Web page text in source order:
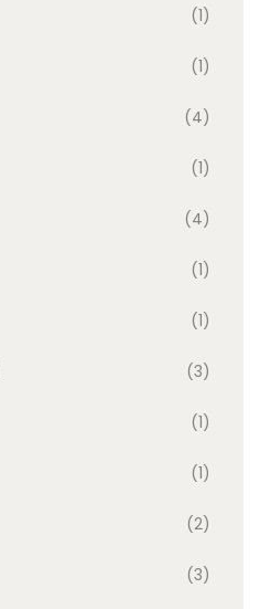
(1)
(1)
(4)
(1)
(4)
(1)
(1)
(3)
(1)
(1)
(2)
(3)